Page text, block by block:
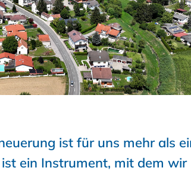
ist für uns mehr als
ein Instrument, mit dem wir